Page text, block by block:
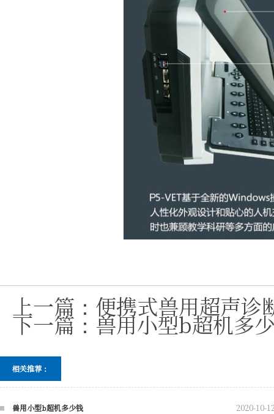
上一篇： 便携式兽用超声诊
下一篇： 兽用小型b超机多
相关推荐：
兽用小型b超机多少钱 2020-10-